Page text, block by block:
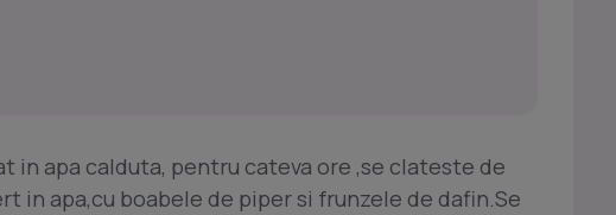
in apa calduta, pentru cateva ore ,se clateste de
in apa,cu boabele de piper si frunzele de dafin.Se